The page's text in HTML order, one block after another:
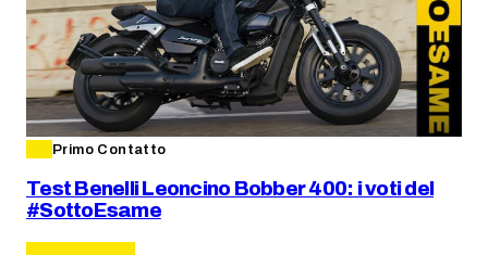
Primo Contatto
Test Benelli Leoncino Bobber 400: i voti del
#SottoEsame